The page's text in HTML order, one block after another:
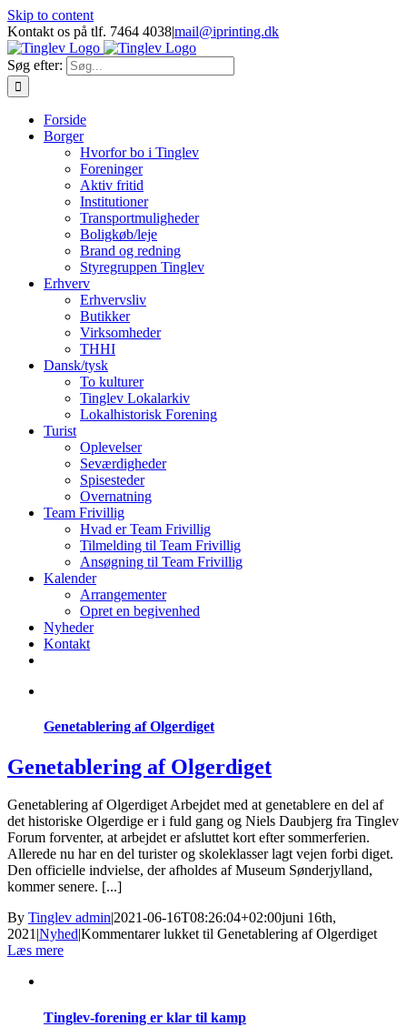
Skip to content
Kontakt os på tlf. 7464 4038|mail@iprinting.dk
Søg efter:
Forside
Borger
Hvorfor bo i Tinglev
Foreninger
Aktiv fritid
Institutioner
Transportmuligheder
Boligkøb/leje
Brand og redning
Styregruppen Tinglev
Erhverv
Erhvervsliv
Butikker
Virksomheder
THHI
Dansk/tysk
To kulturer
Tinglev Lokalarkiv
Lokalhistorisk Forening
Turist
Oplevelser
Seværdigheder
Spisesteder
Overnatning
Team Frivillig
Hvad er Team Frivillig
Tilmelding til Team Frivillig
Ansøgning til Team Frivillig
Kalender
Arrangementer
Opret en begivenhed
Nyheder
Kontakt
Genetablering af Olgerdiget
Genetablering af Olgerdiget
Genetablering af Olgerdiget Arbejdet med at genetablere en del af
det historiske Olgerdige er i fuld gang og Niels Daubjerg fra Tinglev
Forum forventer, at arbejdet er afsluttet kort efter sommerferien.
Allerede nu har en del turister og skoleklasser lagt vejen forbi diget.
Den officielle indvielse, der afholdes af Museum Sønderjylland,
kommer senere. [...]
By Tinglev admin|2021-06-16T08:26:04+02:00juni 16th,
2021|Nyhed|Kommentarer lukkettil Genetablering af Olgerdiget
Læs mere
Tinglev-forening er klar til kamp